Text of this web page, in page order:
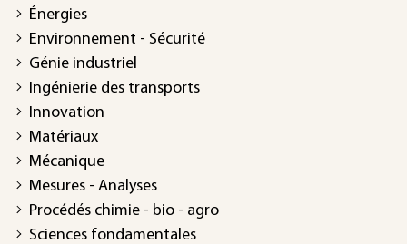
Énergies
Environnement - Sécurité
Génie industriel
Ingénierie des transports
Innovation
Matériaux
Mécanique
Mesures - Analyses
Procédés chimie - bio - agro
Sciences fondamentales